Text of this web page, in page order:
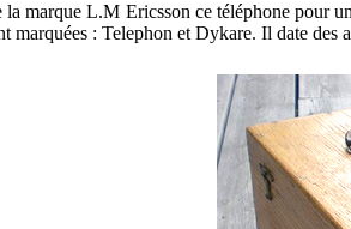
la marque L.M Ericsson ce téléphone pour
marquées : Telephon et Dykare. Il date des